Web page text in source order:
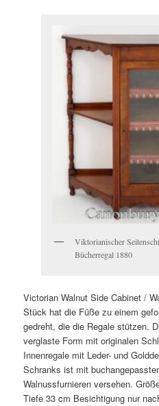
Viktorianischer
Bücherregal 1880
Victorian Walnut Side Cabinet /
Stück hat die Füße zu einem
gedreht, die die Regale stützen.
verglaste Form mit originalen
Innenregale mit Leder- und
Schranks ist mit
Walnussfurnieren versehen.
Tiefe 33 cm Besichtigung nur